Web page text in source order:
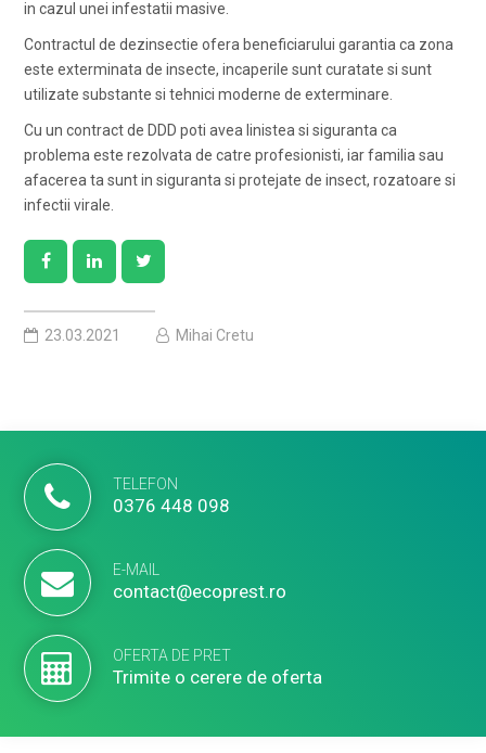
in cazul unei infestatii masive.
Contractul de dezinsectie ofera beneficiarului garantia ca zona
este exterminata de insecte, incaperile sunt curatate si sunt
utilizate substante si tehnici moderne de exterminare.
Cu un contract de DDD poti avea linistea si siguranta ca
problema este rezolvata de catre profesionisti, iar familia sau
afacerea ta sunt in siguranta si protejate de insect, rozatoare si
infectii virale.
23.03.2021 Mihai Cretu
TELEFON
0376 448 098
E-MAIL
contact@ecoprest.ro
OFERTA DE PRET
Trimite o cerere de oferta